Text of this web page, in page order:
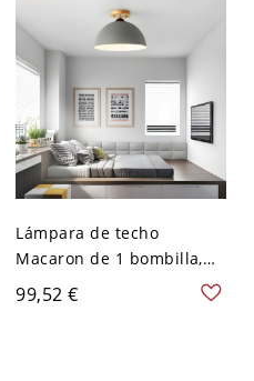
Lámpara de techo
Macaron de 1 bombilla,
metal gris, semiesférica,
montaje semiempotrado
99,52 €